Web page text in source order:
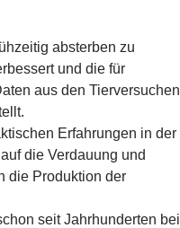
absterben zu
und die für
aus den Tierversuchen
Erfahrungen in der
die Verdauung und
die Produktion der
seit Jahrhunderten bei